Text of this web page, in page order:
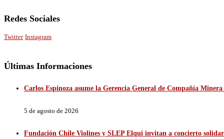
Redes Sociales
Twitter Instagram
Últimas Informaciones
Carlos Espinoza asume la Gerencia General de Compañía
5 de agosto de 2026
Fundación Chile Violines y SLEP Elqui invitan a concierto